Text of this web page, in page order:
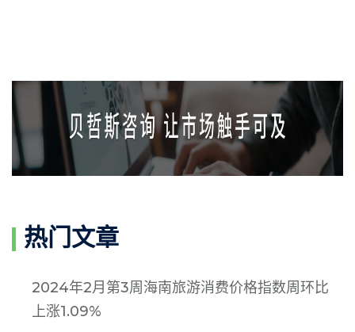
热门文章
2024年2月第3周海南旅游消费价格指数周环比
上涨1.09%